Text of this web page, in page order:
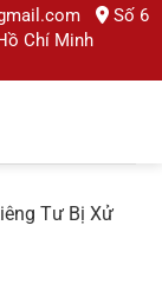
Số 6
Chí Minh
Tư Bị Xử